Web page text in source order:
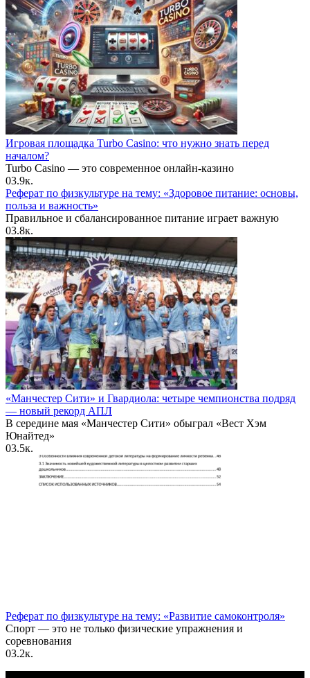
Игровая площадка Turbo Casino: что нужно знать перед
началом?
Turbo Casino — это современное онлайн-казино
03.9к.
Реферат по физкультуре на тему: «Здоровое питание: основы,
польза и важность»
Правильное и сбалансированное питание играет важную
03.8к.
«Манчестер Сити» и Гвардиола: четыре чемпионства подряд
— новый рекорд АПЛ
В середине мая «Манчестер Сити» обыграл «Вест Хэм
Юнайтед»
03.5к.
Реферат по физкультуре на тему: «Развитие самоконтроля»
Спорт — это не только физические упражнения и
соревнования
03.2к.